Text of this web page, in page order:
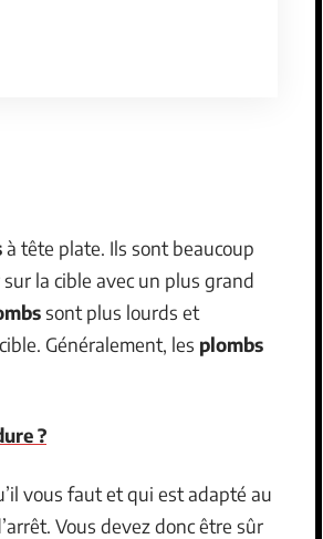
à tête plate. Ils sont beaucoup
la cible avec un plus grand
sont plus lourds et
Généralement, les plombs
?
vous faut et qui est adapté au
Vous devez donc être sûr